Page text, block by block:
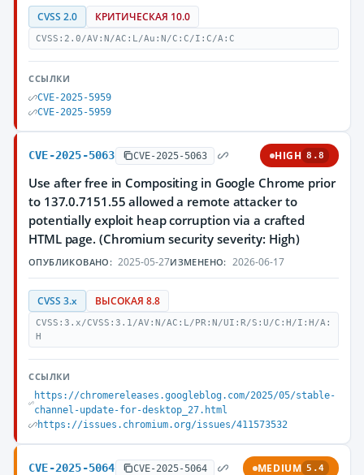
CVSS 2.0 КРИТИЧЕСКАЯ 10.0
CVSS:2.0/AV:N/AC:L/Au:N/C:C/I:C/A:C
ССЫЛКИ
CVE-2025-5959
CVE-2025-5959
CVE-2025-5063 CVE-2025-5063 HIGH 8.8
Use after free in Compositing in Google Chrome prior
to 137.0.7151.55 allowed a remote attacker to
potentially exploit heap corruption via a crafted
HTML page. (Chromium security severity: High)
ОПУБЛИКОВАНО: 2025-05-27ИЗМЕНЕНО: 2026-06-17
CVSS 3.x ВЫСОКАЯ 8.8
CVSS:3.x/CVSS:3.1/AV:N/AC:L/PR:N/UI:R/S:U/C:H/I:H/A:
H
ССЫЛКИ
https://chromereleases.googleblog.com/2025/05/stable-
channel-update-for-desktop_27.html
https://issues.chromium.org/issues/411573532
CVE-2025-5064 CVE-2025-5064 MEDIUM 5.4